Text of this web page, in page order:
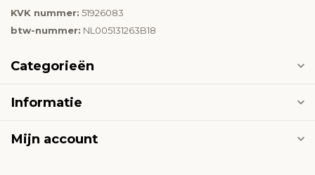
KVK nummer: 51926083
btw-nummer: NL005131263B18
Categorieën
Informatie
Mijn account